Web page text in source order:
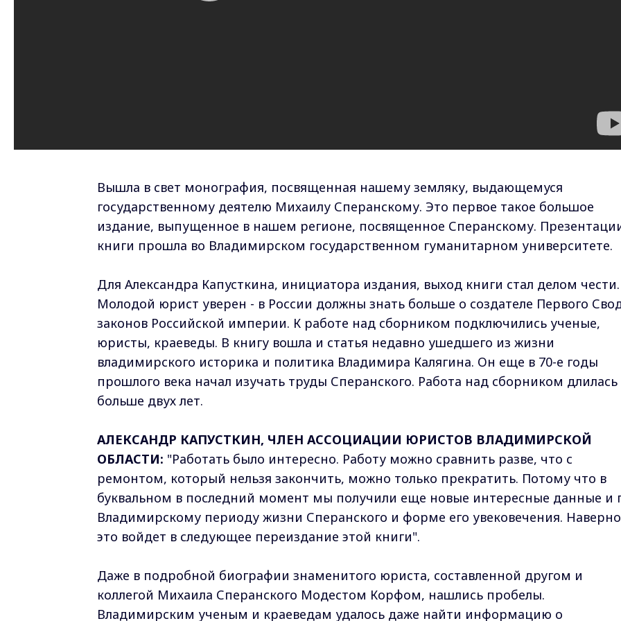
Вышла в свет монография, посвященная нашему земляку, выдающемуся
государственному деятелю Михаилу Сперанскому. Это первое такое большое
издание, выпущенное в нашем регионе, посвященное Сперанскому.
книги прошла во Владимирском государственном гуманитарном университете.
Для Александра Капусткина, инициатора издания, выход книги стал делом чести.
Молодой юрист уверен - в России должны знать больше о создателе Первого
законов Российской империи. К работе над сборником подключились ученые,
юристы, краеведы. В книгу вошла и статья недавно ушедшего из жизни
владимирского историка и политика Владимира Калягина. Он еще в 70-е годы
прошлого века начал изучать труды Сперанского. Работа над сборником длилась
больше двух лет.
АЛЕКСАНДР КАПУСТКИН, ЧЛЕН АССОЦИАЦИИ ЮРИСТОВ ВЛАДИМИРСКОЙ
ОБЛАСТИ: "Работать было интересно. Работу можно сравнить разве, что с
ремонтом, который нельзя закончить, можно только прекратить. Потому что в
буквальном в последний момент мы получили еще новые интересные данные и
Владимирскому периоду жизни Сперанского и форме его увековечения.
это войдет в следующее переиздание этой книги".
Даже в подробной биографии знаменитого юриста, составленной другом и
коллегой Михаила Сперанского Модестом Корфом, нашлись пробелы.
Владимирским ученым и краеведам удалось даже найти информацию о